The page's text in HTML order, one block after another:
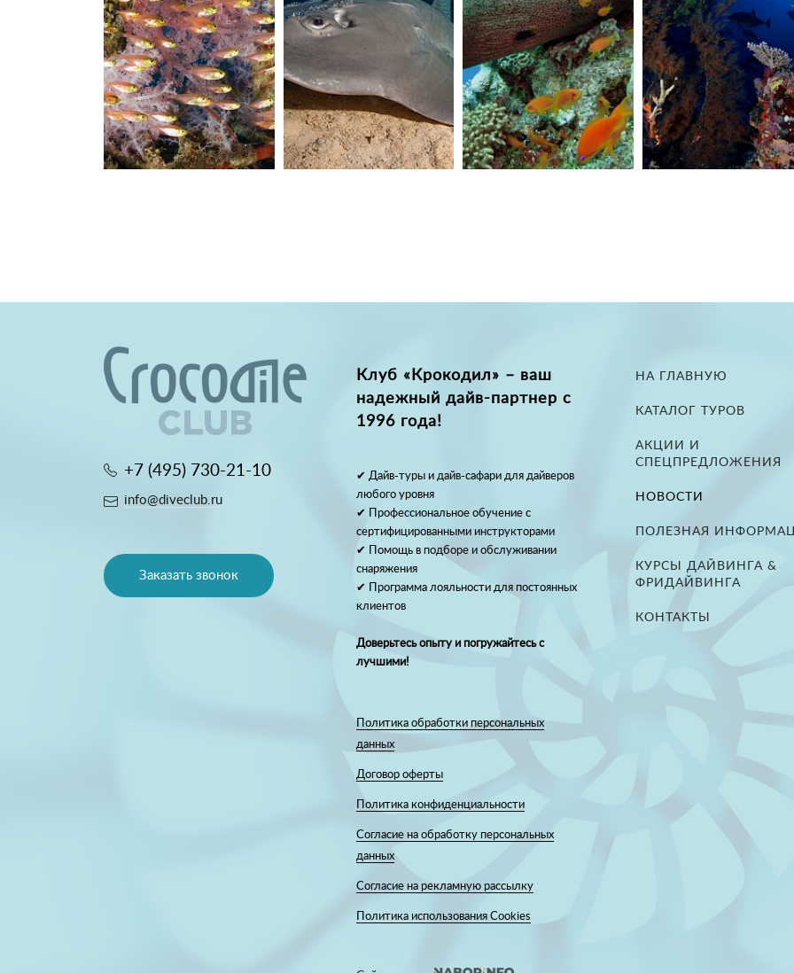
+7 (495) 730-21-10
info@diveclub.ru
Заказать звонок
Клуб «Крокодил» – ваш
надежный дайв-партнер с
1996 года!
✔ Дайв-туры и дайв-сафари для дайверов
любого уровня
✔ Профессиональное обучение с
сертифицированными инструкторами
✔ Помощь в подборе и обслуживании
снаряжения
✔ Программа лояльности для постоянных
клиентов
Доверьтесь опыту и погружайтесь с
лучшими!
Политика обработки персональных
данных
Договор оферты
Политика конфиденциальности
Согласие на обработку персональных
данных
Согласие на рекламную рассылку
Политика использования Cookies
НА ГЛАВНУЮ
КАТАЛОГ ТУРОВ
АКЦИИ И
СПЕЦПРЕДЛОЖЕНИЯ
НОВОСТИ
ПОЛЕЗНАЯ
КУРСЫ ДАЙВИНГА &
ФРИДАЙВИНГА
КОНТАКТЫ